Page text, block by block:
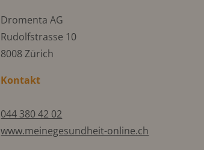
Dromenta AG
Rudolfstrasse 10
8008 Zürich
Kontakt
044 380 42 02
www.meinegesundheit-online.ch